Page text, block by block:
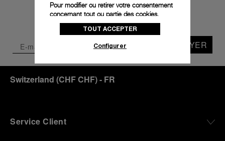
ENVOYER
Switzerland (CHF CHF)- FR
Service Client
Pour modifier ou retirer votre consentement
concernant tout ou partie des cookies,
cliquez sur « Configurer » ou consultez notre
politique des cookiespour obtenir plus
donnez votre consentement pour l’utilisation
TOUT ACCEPTER
Configurer